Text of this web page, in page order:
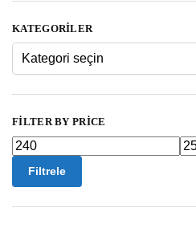
KATEGORILER
FILTER BY PRICE
Filtrele